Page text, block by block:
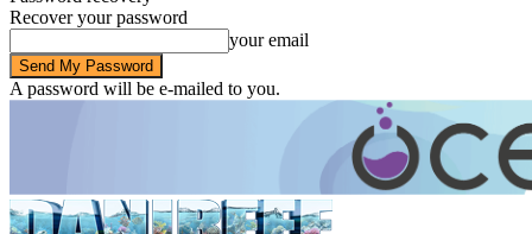
Recover your password
your email
A password will be e-mailed to you.